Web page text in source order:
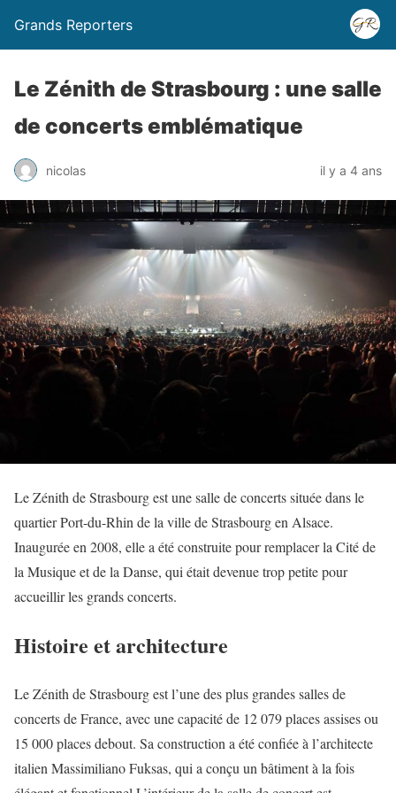
Grands Reporters
Le Zénith de Strasbourg : une salle
de concerts emblématique
nicolas il y a 4 ans
Le Zénith de Strasbourg est une salle de concerts située dans le
quartier Port-du-Rhin de la ville de Strasbourg en Alsace.
Inaugurée en 2008, elle a été construite pour remplacer la Cité de
la Musique et de la Danse, qui était devenue trop petite pour
accueillir les grands concerts.
Histoire et architecture
Le Zénith de Strasbourg est l’une des plus grandes salles de
concerts de France, avec une capacité de 12 079 places assises ou
15 000 places debout. Sa construction a été confiée à l’architecte
italien Massimiliano Fuksas, qui a conçu un bâtiment à la fois